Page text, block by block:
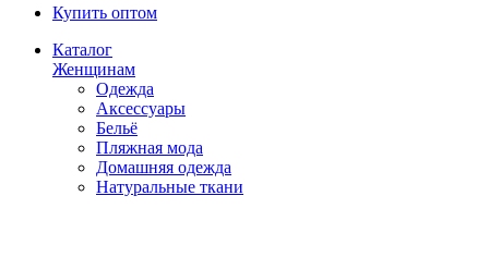
Купить оптом
Каталог
Женщинам
Одежда
Аксессуары
Бельё
Пляжная мода
Домашняя одежда
Натуральные ткани